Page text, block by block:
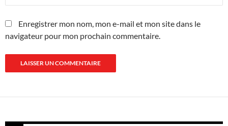
Enregistrer mon nom, mon e-mail et mon site dans le
navigateur pour mon prochain commentaire.